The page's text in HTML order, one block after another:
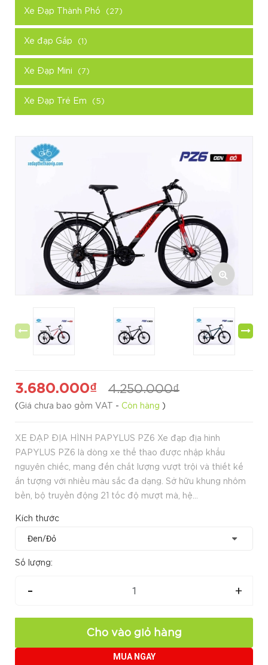
Xe Đạp Thành Phố (27)
Xe đạp Gấp (1)
Xe Đạp Mini (7)
Xe Đạp Trẻ Em (5)
3.680.000₫ 4.250.000₫
( Giá chưa bao gồm VAT - Còn hàng )
XE ĐẠP ĐỊA HÌNH PAPYLUS PZ6 Xe đạp địa hình
PAPYLUS PZ6 là dòng xe thể thao được nhập khẩu
nguyên chiếc, mang đến chất lượng vượt trội và thiết kế
ấn tượng với nhiều màu sắc đa dạng. Sở hữu khung nhôm
bền, bộ truyền động 21 tốc độ mượt mà, hệ...
Kích thước
Số lượng:
- +
Cho vào giỏ hàng
MUA NGAY